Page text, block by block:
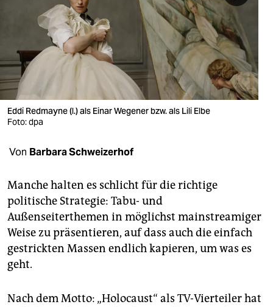
wahrheit
verlag
verlag
veranstaltungen
shop
unterstützen
abo
genossenschaft
epaper login
Eddi Redmayne (l.) als Einar Wegener bzw. als Lili Elbe
Foto: dpa
Von Barbara Schweizerhof
Manche halten es schlicht für die richtige
politische Strategie: Tabu- und
Außenseiterthemen in möglichst mainstreamiger
Weise zu präsentieren, auf dass auch die einfach
gestrickten Massen endlich kapieren, um was es
geht.
Nach dem Motto: „Holocaust“ als TV-Vierteiler hat